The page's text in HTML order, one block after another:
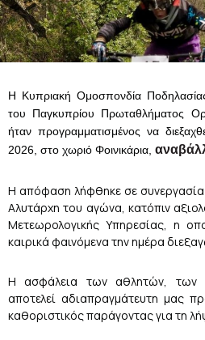
Η Κυπριακή Ομοσπονδία
του Παγκυπρίου Πρωταθλήματος
ήταν προγραμματισμένος να
2026, στο χωριό Φοινικάρια,
Η απόφαση λήφθηκε σε
Αλυτάρχη του αγώνα, κατόπιν
Μετεωρολογικής Υπηρεσίας, η
καιρικά φαινόμενα την ημέρα
Η ασφάλεια των αθλητών, των
αποτελεί αδιαπραγμάτευτη μας
καθοριστικός παράγοντας για τη